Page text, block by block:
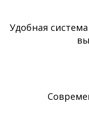
Удобная